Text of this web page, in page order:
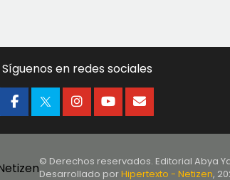
Síguenos en redes sociales
© Derechos reservados. Editorial Abya
Desarrollado porHipertexto - Netizen,